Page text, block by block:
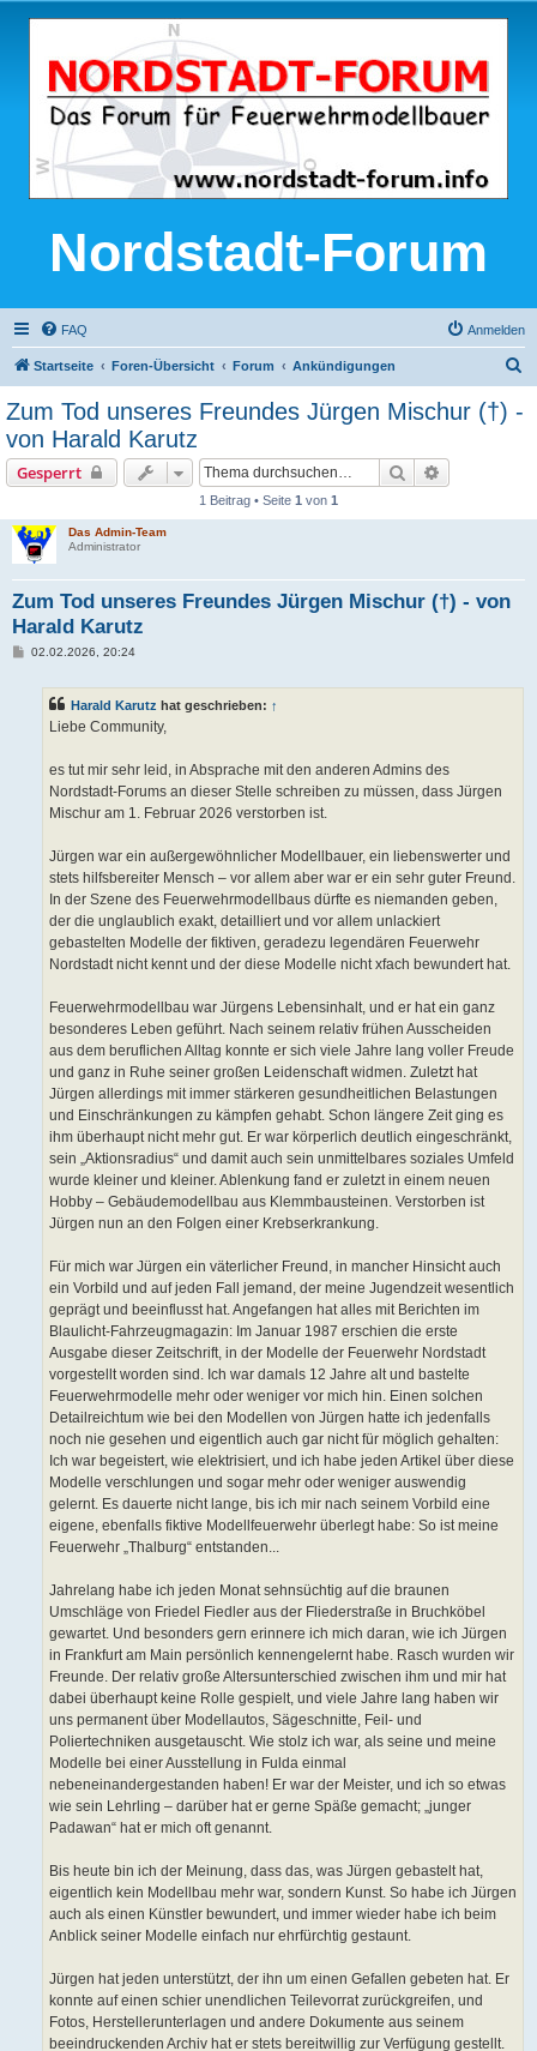
Nordstadt-Forum
FAQ Anmelden
Startseite Foren-Übersicht Forum Ankündigungen
Zum Tod unseres Freundes Jürgen Mischur (†) -
von Harald Karutz
Gesperrt Suche
1 Beitrag • Seite 1 von 1
Das Admin-Team
Administrator
Zum Tod unseres Freundes Jürgen Mischur (†) - von
Harald Karutz
B02.02.2026, 20:24
Harald Karutz hat geschrieben: ↑
Liebe Community,
es tut mir sehr leid, in Absprache mit den anderen Admins des
Nordstadt-Forums an dieser Stelle schreiben zu müssen, dass Jürgen
Mischur am 1. Februar 2026 verstorben ist.
Jürgen war ein außergewöhnlicher Modellbauer, ein liebenswerter und
stets hilfsbereiter Mensch – vor allem aber war er ein sehr guter Freund.
In der Szene des Feuerwehrmodellbaus dürfte es niemanden geben,
der die unglaublich exakt, detailliert und vor allem unlackiert
gebastelten Modelle der fiktiven, geradezu legendären Feuerwehr
Nordstadt nicht kennt und der diese Modelle nicht xfach bewundert hat.
Feuerwehrmodellbau war Jürgens Lebensinhalt, und er hat ein ganz
besonderes Leben geführt. Nach seinem relativ frühen Ausscheiden
aus dem beruflichen Alltag konnte er sich viele Jahre lang voller Freude
und ganz in Ruhe seiner großen Leidenschaft widmen. Zuletzt hat
Jürgen allerdings mit immer stärkeren gesundheitlichen Belastungen
und Einschränkungen zu kämpfen gehabt. Schon längere Zeit ging es
ihm überhaupt nicht mehr gut. Er war körperlich deutlich eingeschränkt,
sein „Aktionsradius“ und damit auch sein unmittelbares soziales Umfeld
wurde kleiner und kleiner. Ablenkung fand er zuletzt in einem neuen
Hobby – Gebäudemodellbau aus Klemmbausteinen. Verstorben ist
Jürgen nun an den Folgen einer Krebserkrankung.
Für mich war Jürgen ein väterlicher Freund, in mancher Hinsicht auch
ein Vorbild und auf jeden Fall jemand, der meine Jugendzeit wesentlich
geprägt und beeinflusst hat. Angefangen hat alles mit Berichten im
Blaulicht-Fahrzeugmagazin: Im Januar 1987 erschien die erste
Ausgabe dieser Zeitschrift, in der Modelle der Feuerwehr Nordstadt
vorgestellt worden sind. Ich war damals 12 Jahre alt und bastelte
Feuerwehrmodelle mehr oder weniger vor mich hin. Einen solchen
Detailreichtum wie bei den Modellen von Jürgen hatte ich jedenfalls
noch nie gesehen und eigentlich auch gar nicht für möglich gehalten:
Ich war begeistert, wie elektrisiert, und ich habe jeden Artikel über diese
Modelle verschlungen und sogar mehr oder weniger auswendig
gelernt. Es dauerte nicht lange, bis ich mir nach seinem Vorbild eine
eigene, ebenfalls fiktive Modellfeuerwehr überlegt habe: So ist meine
Feuerwehr „Thalburg“ entstanden...
Jahrelang habe ich jeden Monat sehnsüchtig auf die braunen
Umschläge von Friedel Fiedler aus der Fliederstraße in Bruchköbel
gewartet. Und besonders gern erinnere ich mich daran, wie ich Jürgen
in Frankfurt am Main persönlich kennengelernt habe. Rasch wurden wir
Freunde. Der relativ große Altersunterschied zwischen ihm und mir hat
dabei überhaupt keine Rolle gespielt, und viele Jahre lang haben wir
uns permanent über Modellautos, Sägeschnitte, Feil- und
Poliertechniken ausgetauscht. Wie stolz ich war, als seine und meine
Modelle bei einer Ausstellung in Fulda einmal
nebeneinandergestanden haben! Er war der Meister, und ich so etwas
wie sein Lehrling – darüber hat er gerne Späße gemacht; „junger
Padawan“ hat er mich oft genannt.
Bis heute bin ich der Meinung, dass das, was Jürgen gebastelt hat,
eigentlich kein Modellbau mehr war, sondern Kunst. So habe ich Jürgen
auch als einen Künstler bewundert, und immer wieder habe ich beim
Anblick seiner Modelle einfach nur ehrfürchtig gestaunt.
Jürgen hat jeden unterstützt, der ihn um einen Gefallen gebeten hat. Er
konnte auf einen schier unendlichen Teilevorrat zurückgreifen, und
Fotos, Herstellerunterlagen und andere Dokumente aus seinem
beeindruckenden Archiv hat er stets bereitwillig zur Verfügung gestellt.